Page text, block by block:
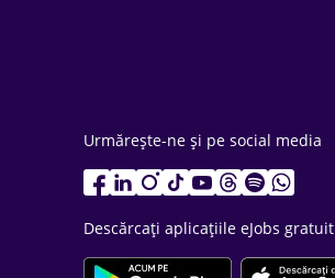
Urmărește-ne și pe social media
Descărcați aplicațiile eJobs gratuit